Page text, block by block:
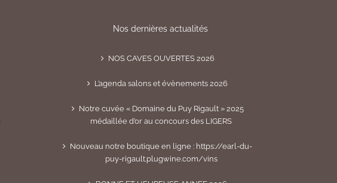
Nos dernières actualités
NOS CAVES OUVERTES 2026
L’agenda salons et évènements 2026
Notre cuvée « Domaine du Puy Rigault » 2025
médaillée d’or au concours des LIGERS
Nouveau notre boutique en ligne : https://earl-du-
puy-rigault.plugwine.com/vins